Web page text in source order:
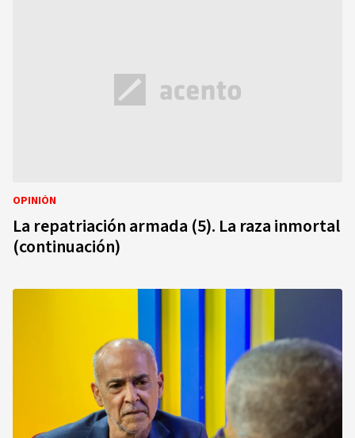
OPINIÓN
La repatriación armada (5). La raza inmortal
(continuación)